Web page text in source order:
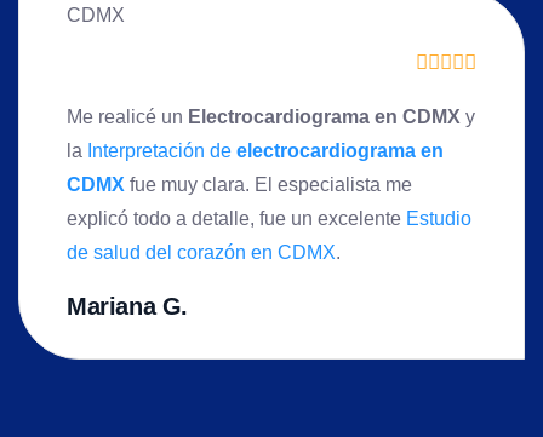
Me realicé un Electrocardiograma en CDMX y
la Interpretación de electrocardiograma en
CDMX fue muy clara. El especialista me
explicó todo a detalle, fue un excelente Estudio
de salud del corazón en CDMX.
Mariana G.